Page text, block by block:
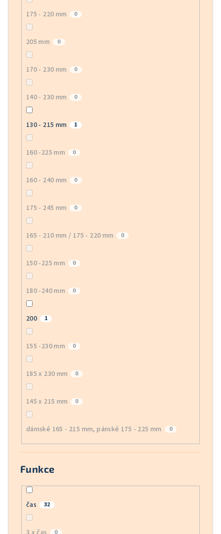
175 - 220 mm 0
205 mm 0
170 - 230 mm 0
140 - 230 mm 0
130 - 215 mm 1
160 -225 mm 0
160 - 240 mm 0
175 - 245 mm 0
165 - 210 mm / 175 - 220 mm 0
150 -225 mm 0
180 -240 mm 0
200 1
155 -230 mm 0
185 x 230 mm 0
145 x 215 mm 0
dámské 165 - 215 mm, pánské 175 - 225 mm 0
Funkce
čas 32
0